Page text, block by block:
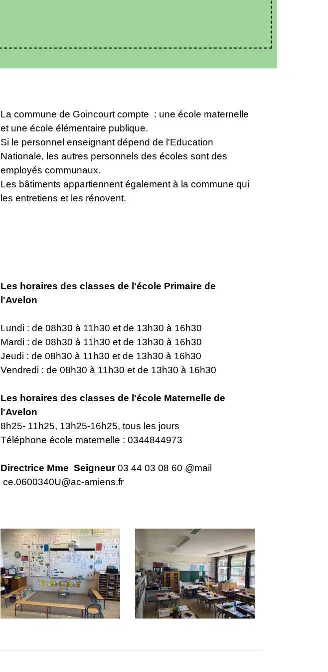
La commune de Goincourt compte : une école maternelle
et une école élémentaire publique.
Si le personnel enseignant dépend de l'Education
Nationale, les autres personnels des écoles sont des
employés communaux.
Les bâtiments appartiennent également à la commune qui
les entretiens et les rénovent.
Les horaires des classes de l'école Primaire de
l'Avelon
Lundi : de 08h30 à 11h30 et de 13h30 à 16h30
Mardi : de 08h30 à 11h30 et de 13h30 à 16h30
Jeudi : de 08h30 à 11h30 et de 13h30 à 16h30
Vendredi : de 08h30 à 11h30 et de 13h30 à 16h30
Les horaires des classes de l'école Maternelle de
l'Avelon
8h25- 11h25, 13h25-16h25, tous les jours
Téléphone école maternelle : 0344844973
Directrice Mme Seigneur03 44 03 08 60 @mail
ce.0600340U@ac-amiens.fr